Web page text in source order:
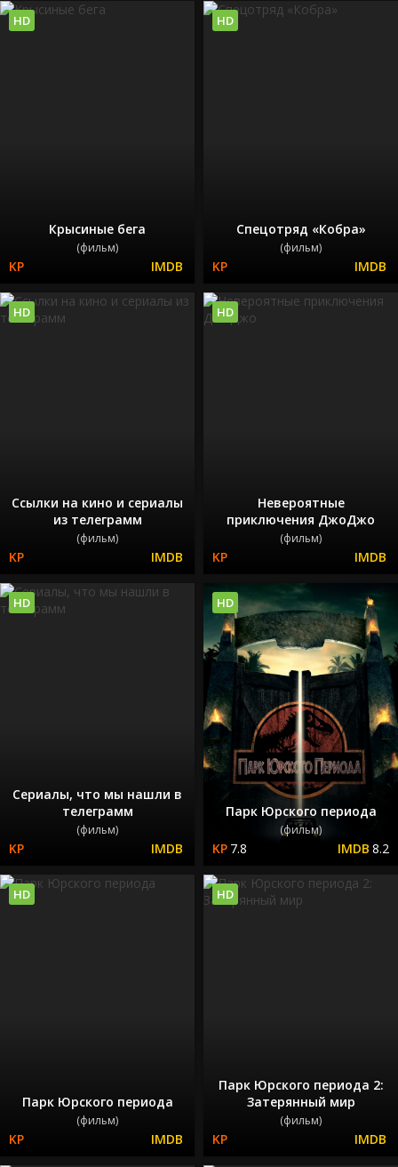
Крысиные бега
(фильм)
HD
Спецотряд «Кобра»
(фильм)
HD
Ссылки на кино и сериалы
из телеграмм
(фильм)
HD
Невероятные
приключения ДжоДжо
(фильм)
HD
Сериалы, что мы нашли в
телеграмм
(фильм)
HD
Парк Юрского периода
(фильм)
7.8 8.2
HD
Парк Юрского периода
(фильм)
HD
Парк Юрского периода 2:
Затерянный мир
(фильм)
HD